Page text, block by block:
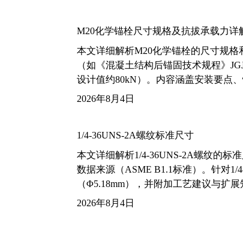
M20化学锚栓尺寸规格及抗拔承载力详
本文详细解析M20化学锚栓的尺寸规
（如《混凝土结构后锚固技术规程》
设计值约80kN）。内容涵盖安装要点
2026年8月4日
1/4-36UNS-2A螺纹标准尺寸
本文详细解析1/4-36UNS-2A螺纹的标
数据来源（ASME B1.1标准）。针对
（Φ5.18mm），并附加工艺建议与扩展
2026年8月4日